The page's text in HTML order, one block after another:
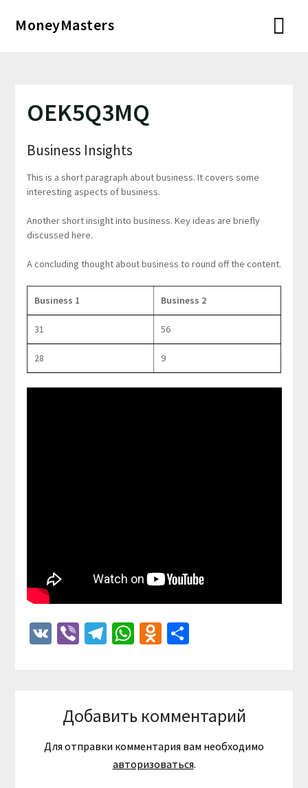
MoneyMasters
OEK5Q3MQ
Business Insights
This is a short paragraph about business. It covers some
interesting aspects of business.
Another short insight into business. Key ideas are briefly
discussed here.
A concluding thought about business to round off the content.
Business 1 Business 2
31 56
28 9
VKViberTelegram
WhatsApp
Odnoklassniki
Отправить
Добавить комментарий
Для отправки комментария вам необходимо
авторизоваться.